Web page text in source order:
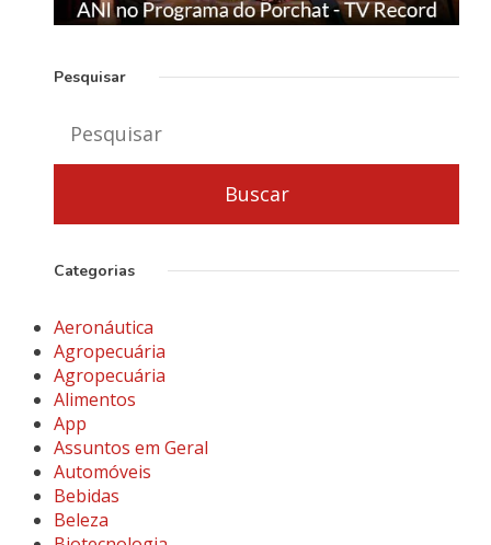
Pesquisar
Categorias
Aeronáutica
Agropecuária
Agropecuária
Alimentos
App
Assuntos em Geral
Automóveis
Bebidas
Beleza